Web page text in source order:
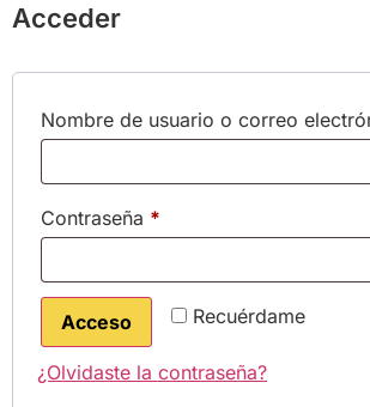
Acceder
Nombre de usuario o correo
Contraseña *
Recuérdame
Acceso
¿Olvidaste la contraseña?